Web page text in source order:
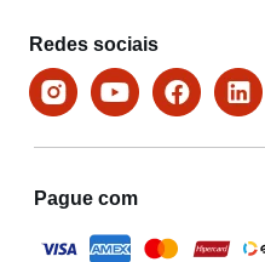
Redes sociais
Pague com